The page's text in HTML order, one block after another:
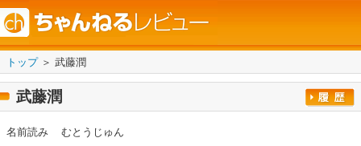
トップ＞ 武藤潤
武藤潤
名前読み むとうじゅん